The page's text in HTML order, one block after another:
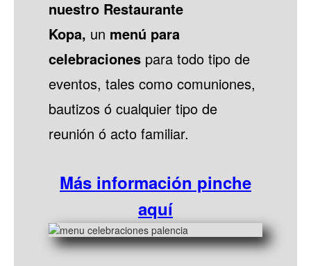
nuestro Restaurante
Kopa, un menú para
celebraciones para todo tipo de
eventos, tales como comuniones,
bautizos ó cualquier tipo de
reunión ó acto familiar.
Más información pinche
aquí